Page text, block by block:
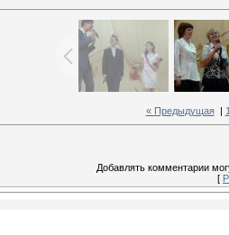
« Предыдущая|
Добавлять комментарии
[